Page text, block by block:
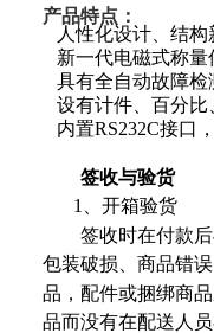
产品特点 ：
人性化设计、结
新一代电磁式称
具有全自动故障
设有计件、百分
内置RS232C接口
签收与验货
1
、开箱验货
签收时在付款后
包装破损、商品错
品，配件或捆绑商
品而没有在配送人